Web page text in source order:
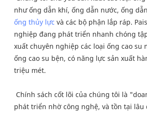
ống thủy lực và các bộ phận lắp ráp.
nghiệp đang phát triển nhanh chóng
xuất chuyên nghiệp các loại ống cao su
ống cao su bện, có năng lực sản xuất
triệu mét.
phát triển nhờ công nghệ, và tồn tại lâu